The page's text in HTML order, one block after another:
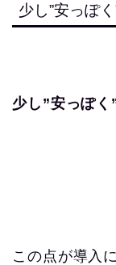
少し”安っぽ
少し”安っぽく
この点が導入